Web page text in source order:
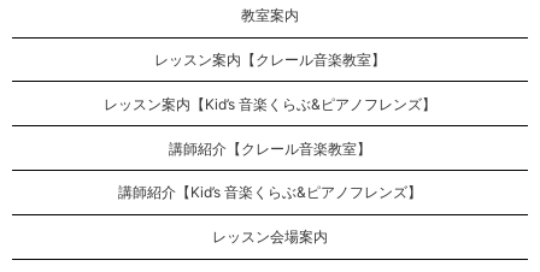
教室案内
レッスン案内【クレール音楽教室】
レッスン案内【Kid’s 音楽くらぶ&ピアノフレンズ】
講師紹介【クレール音楽教室】
講師紹介【Kid’s 音楽くらぶ&ピアノフレンズ】
レッスン会場案内